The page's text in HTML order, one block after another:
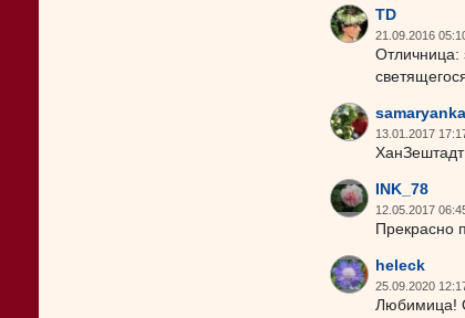
TD
21.09.2016
Отличница:
samaryanka
13.01.2017
ХанЗештадт
INK_78
12.05.2017
Прекрасно
heleck
25.09.2020
Любимица!